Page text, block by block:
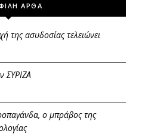
ΑΡΘΑ
της ασυδοσίας τελειώνει
ΣΥΡΙΖΑ
ο μπράβος της